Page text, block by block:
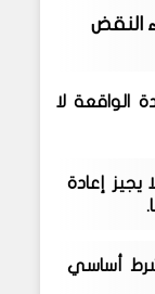
النقض
الواقعة لا
يجيز إعادة
شرط أساسي